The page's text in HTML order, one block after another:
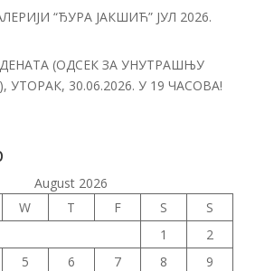
“ЂУРА ЈАКШИЋ” ЈУЛ 2026.
(ОДСЕК ЗА УНУТРАШЊУ
УТОРАК, 30.06.2026. У 19 ЧАСОВА!
August 2026
W T F S
S
1
2
5 6 7 8
9